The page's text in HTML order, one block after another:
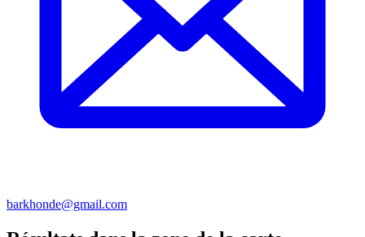
barkhonde@gmail.com